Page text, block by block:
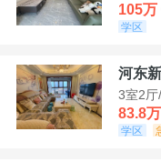
105万
学区
河东
3室2厅
83.8万
学区